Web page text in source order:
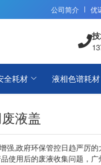
公司简介 优
全耗材 液相色谱耗材
液盖
强,政府环保管控日趋严厉的
使用后的废液收集问题，